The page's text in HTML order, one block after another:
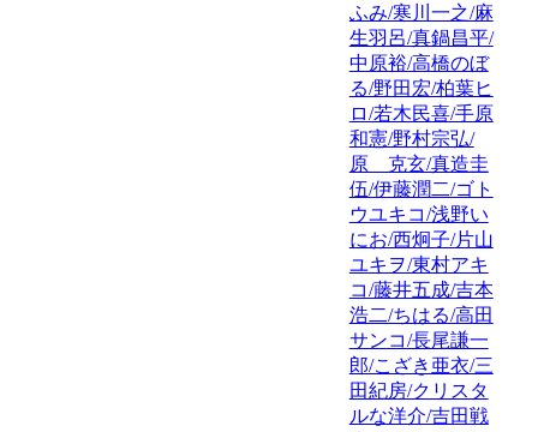
ふみ/寒川一之/麻
生羽呂/真鍋昌平/
中原裕/高橋のぼ
る/野田宏/柏葉ヒ
ロ/若木民喜/手原
和憲/野村宗弘/
原 克玄/真造圭
伍/伊藤潤二/ゴト
ウユキコ/浅野い
にお/西炯子/片山
ユキヲ/東村アキ
コ/藤井五成/吉本
浩二/ちはる/高田
サンコ/長尾謙一
郎/こざき亜衣/三
田紀房/クリスタ
ルな洋介/吉田戦